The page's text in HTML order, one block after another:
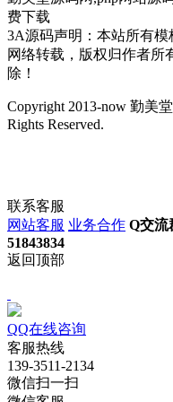
费下载
3A源码声明：本站所有
网络转载，版权归作者所
除！
Copyright 2013-now 勤美
Rights Reserved.
联系客服
网站客服 业务合作 Q交流
51843834
返回顶部
QQ在线咨询
客服热线
139-3511-2134
微信扫一扫